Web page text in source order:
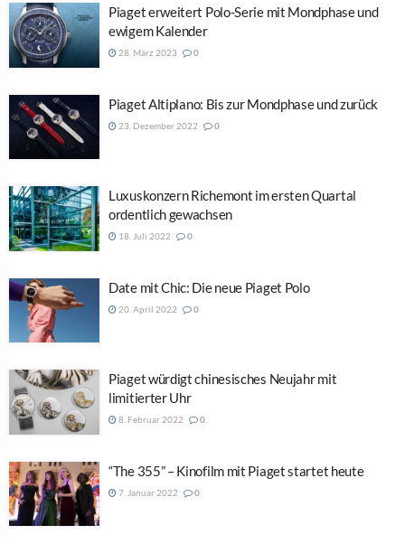
Piaget erweitert Polo-Serie mit Mondphase und
ewigem Kalender
28. März 2023 0
Piaget Altiplano: Bis zur Mondphase und zurück
23. Dezember 2022 0
Luxuskonzern Richemont im ersten Quartal
ordentlich gewachsen
18. Juli 2022 0
Date mit Chic: Die neue Piaget Polo
20. April 2022 0
Piaget würdigt chinesisches Neujahr mit
limitierter Uhr
8. Februar 2022 0
“The 355” – Kinofilm mit Piaget startet heute
7. Januar 2022 0